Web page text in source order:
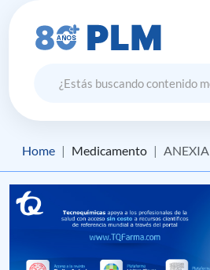
Home Medicamento ANEXIA